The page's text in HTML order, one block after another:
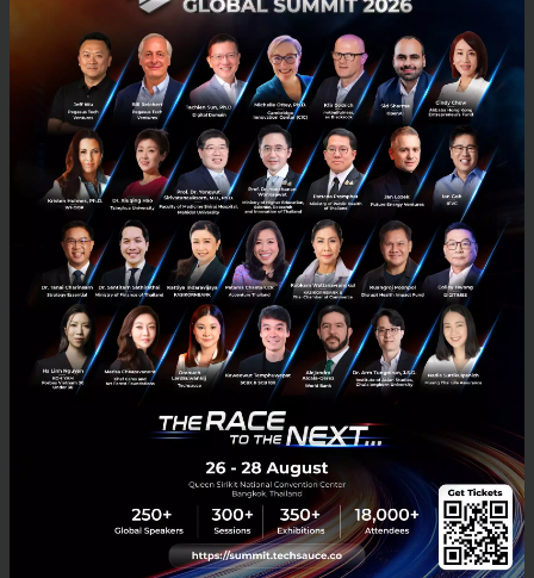
มีนาคม 6, 2026 | ByTechsauce Team
EV AI BOI Deep Tech
BOI ถก 4 สมาคมยานยนต์ ชง 3 มาตรการเร่งด่วน พลิกฟื้น
อุตสาหกรรมยานยนต์ไทย เพื่อเสนอรัฐบาลใหม่กู้วิกฤตตลาดรถ